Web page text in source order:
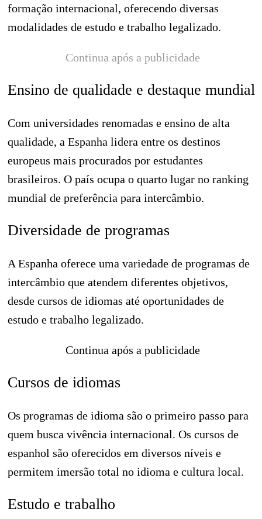
formação internacional, oferecendo diversas
modalidades de estudo e trabalho legalizado.
Continua após a publicidade
Ensino de qualidade e destaque mundial
Com universidades renomadas e ensino de alta
qualidade, a Espanha lidera entre os destinos
europeus mais procurados por estudantes
brasileiros. O país ocupa o quarto lugar no ranking
mundial de preferência para intercâmbio.
Diversidade de programas
A Espanha oferece uma variedade de programas de
intercâmbio que atendem diferentes objetivos,
desde cursos de idiomas até oportunidades de
estudo e trabalho legalizado.
Continua após a publicidade
Cursos de idiomas
Os programas de idioma são o primeiro passo para
quem busca vivência internacional. Os cursos de
espanhol são oferecidos em diversos níveis e
permitem imersão total no idioma e cultura local.
Estudo e trabalho